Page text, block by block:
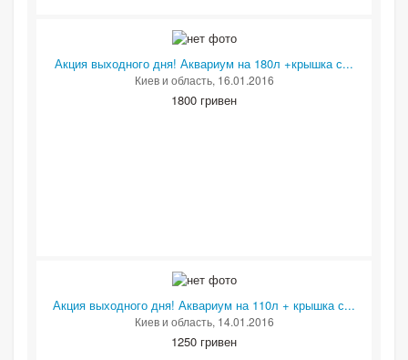
Акция выходного дня! Аквариум на 180л +крышка с...
Киев и область, 16.01.2016
1800 гривен
Акция выходного дня! Аквариум на 110л + крышка с...
Киев и область, 14.01.2016
1250 гривен